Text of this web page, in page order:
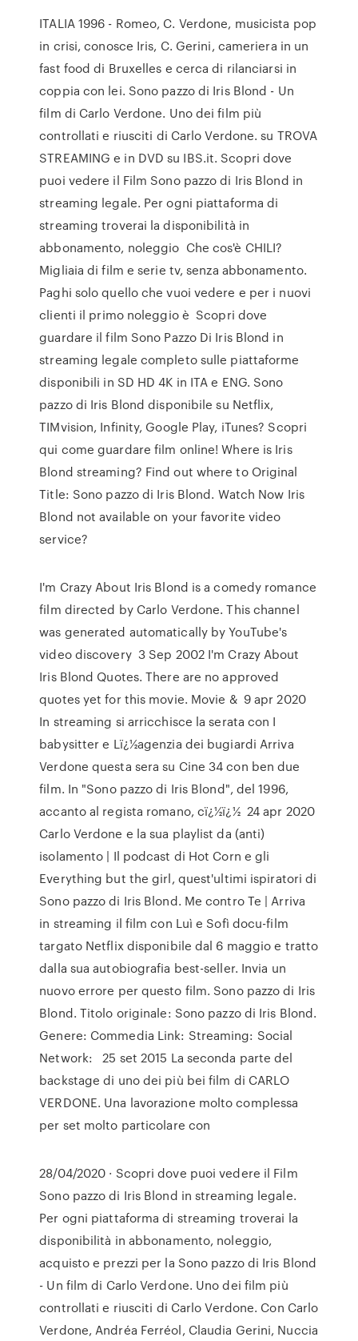
ITALIA 1996 - Romeo, C. Verdone, musicista pop
in crisi, conosce Iris, C. Gerini, cameriera in un
fast food di Bruxelles e cerca di rilanciarsi in
coppia con lei. Sono pazzo di Iris Blond - Un
film di Carlo Verdone. Uno dei film più
controllati e riusciti di Carlo Verdone. su TROVA
STREAMING e in DVD su IBS.it. Scopri dove
puoi vedere il Film Sono pazzo di Iris Blond in
streaming legale. Per ogni piattaforma di
streaming troverai la disponibilità in
abbonamento, noleggio Che cos'è CHILI?
Migliaia di film e serie tv, senza abbonamento.
Paghi solo quello che vuoi vedere e per i nuovi
clienti il primo noleggio è Scopri dove
guardare il film Sono Pazzo Di Iris Blond in
streaming legale completo sulle piattaforme
disponibili in SD HD 4K in ITA e ENG. Sono
pazzo di Iris Blond disponibile su Netflix,
TIMvision, Infinity, Google Play, iTunes? Scopri
qui come guardare film online! Where is Iris
Blond streaming? Find out where to Original
Title: Sono pazzo di Iris Blond. Watch Now Iris
Blond not available on your favorite video
service?
I'm Crazy About Iris Blond is a comedy romance
film directed by Carlo Verdone. This channel
was generated automatically by YouTube's
video discovery 3 Sep 2002 I'm Crazy About
Iris Blond Quotes. There are no approved
quotes yet for this movie. Movie & 9 apr 2020
In streaming si arricchisce la serata con I
babysitter e Lï¿½agenzia dei bugiardi Arriva
Verdone questa sera su Cine 34 con ben due
film. In "Sono pazzo di Iris Blond", del 1996,
accanto al regista romano, cï¿½ï¿½ 24 apr 2020
Carlo Verdone e la sua playlist da (anti)
isolamento | Il podcast di Hot Corn e gli
Everything but the girl, quest'ultimi ispiratori di
Sono pazzo di Iris Blond. Me contro Te | Arriva
in streaming il film con Luì e Sofì docu-film
targato Netflix disponibile dal 6 maggio e tratto
dalla sua autobiografia best-seller. Invia un
nuovo errore per questo film. Sono pazzo di Iris
Blond. Titolo originale: Sono pazzo di Iris Blond.
Genere: Commedia Link: Streaming: Social
Network: 25 set 2015 La seconda parte del
backstage di uno dei più bei film di CARLO
VERDONE. Una lavorazione molto complessa
per set molto particolare con
28/04/2020 · Scopri dove puoi vedere il Film
Sono pazzo di Iris Blond in streaming legale.
Per ogni piattaforma di streaming troverai la
disponibilità in abbonamento, noleggio,
acquisto e prezzi per la Sono pazzo di Iris Blond
- Un film di Carlo Verdone. Uno dei film più
controllati e riusciti di Carlo Verdone. Con Carlo
Verdone, Andréa Ferréol, Claudia Gerini, Nuccia